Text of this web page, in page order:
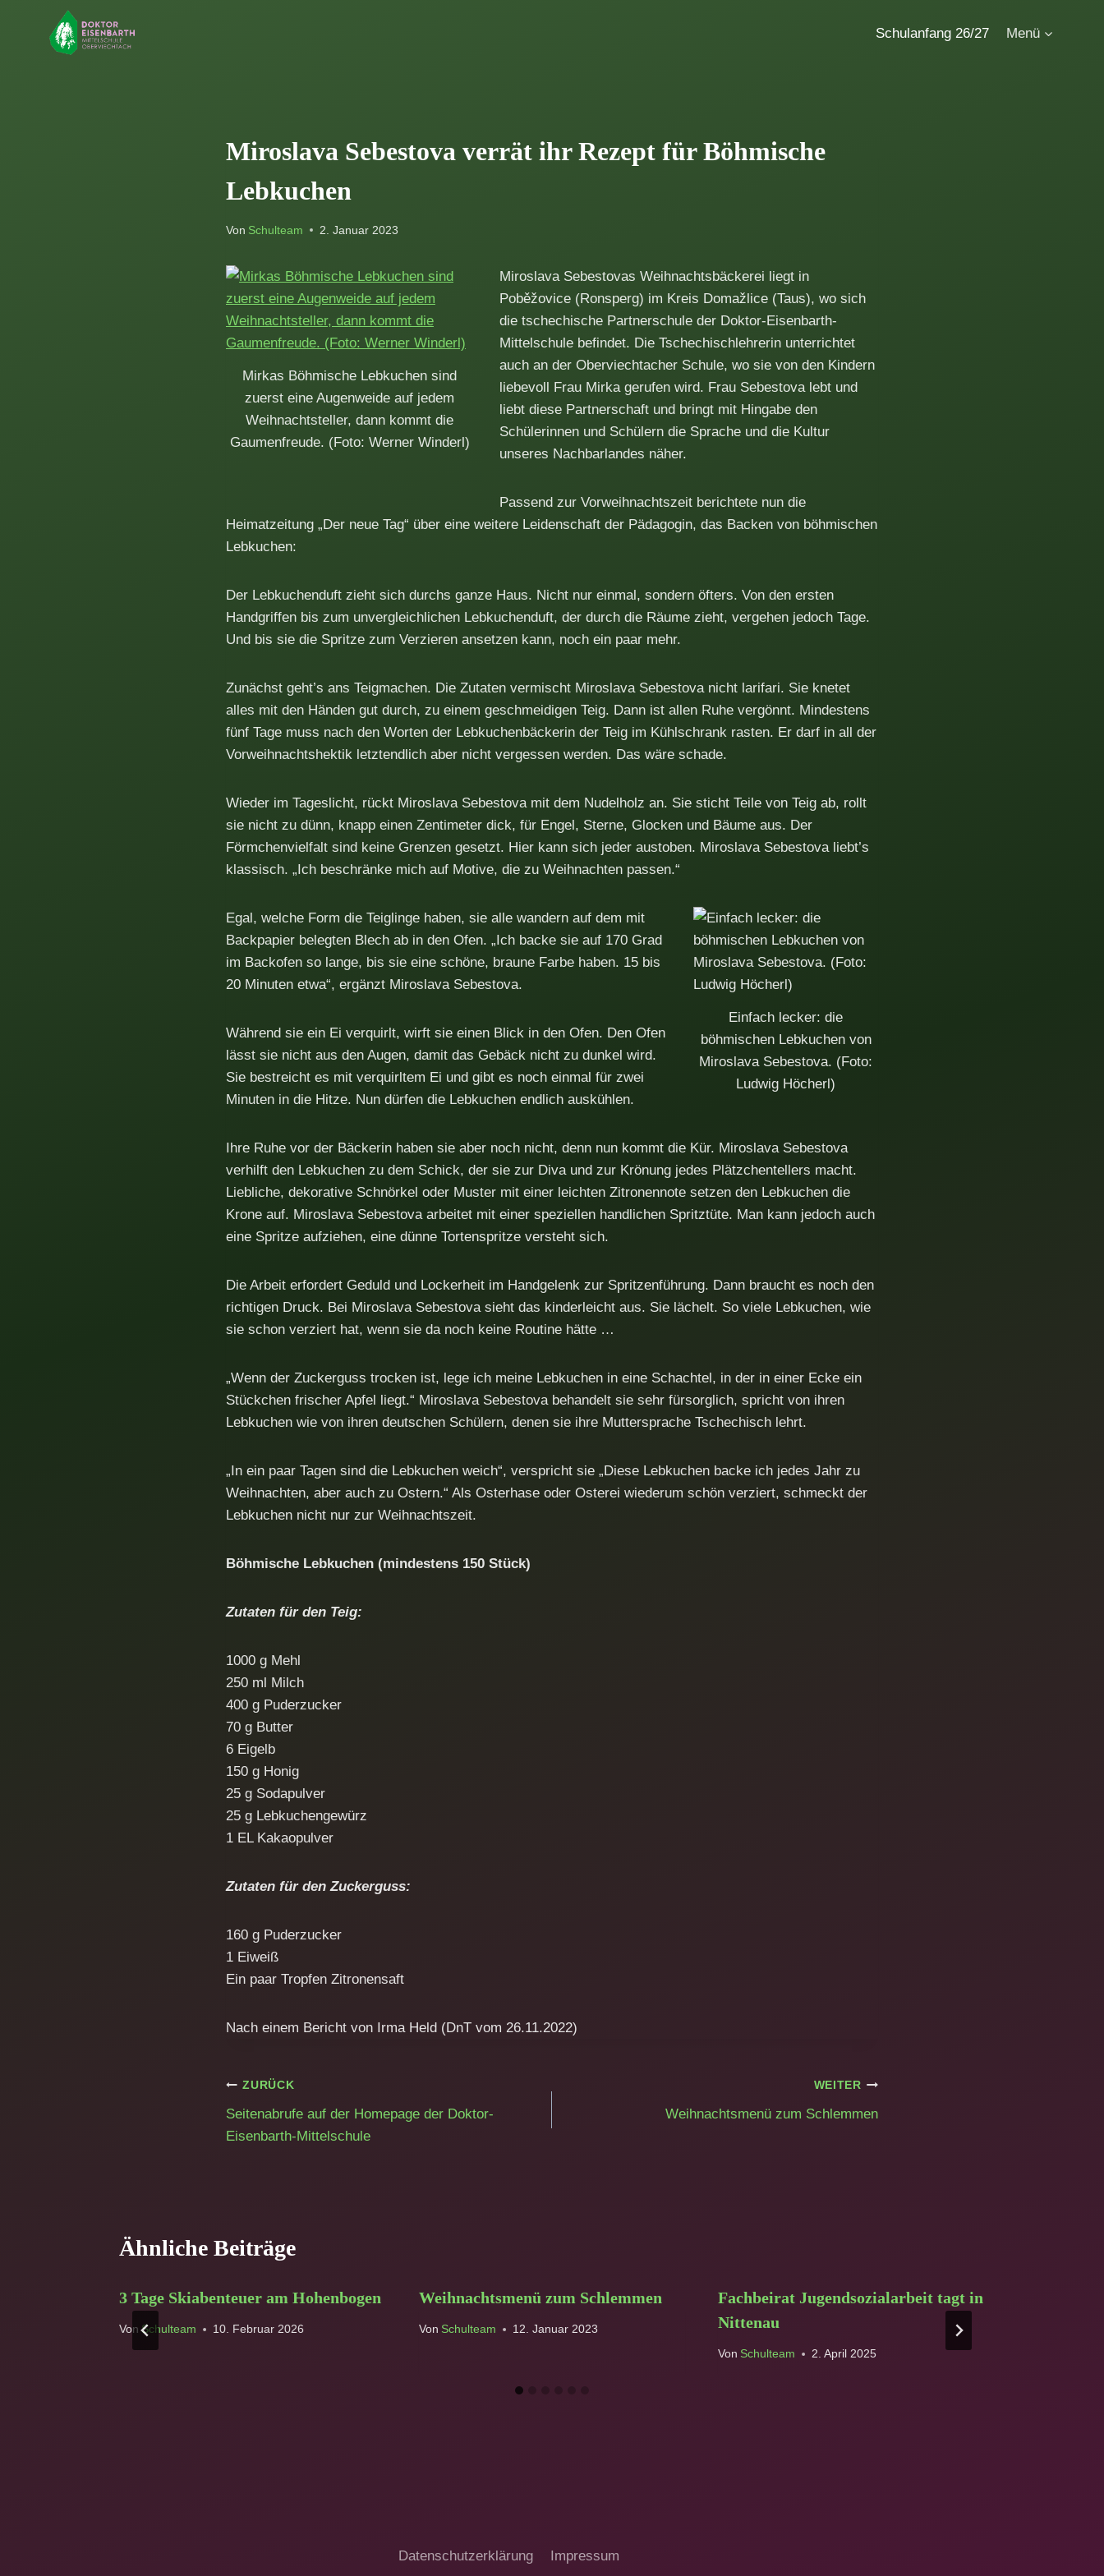
Schulanfang 26/27 Menü
Miroslava Sebestova verrät ihr Rezept für Böhmische
Lebkuchen
Von Schulteam 2. Januar 2023
Mirkas Böhmische Lebkuchen sind
zuerst eine Augenweide auf jedem
Weihnachtsteller, dann kommt die
Gaumenfreude. (Foto: Werner Winderl)
Miroslava Sebestovas Weihnachtsbäckerei liegt in
Poběžovice (Ronsperg) im Kreis Domažlice (Taus), wo sich
die tschechische Partnerschule der Doktor-Eisenbarth-
Mittelschule befindet. Die Tschechischlehrerin unterrichtet
auch an der Oberviechtacher Schule, wo sie von den Kindern
liebevoll Frau Mirka gerufen wird. Frau Sebestova lebt und
liebt diese Partnerschaft und bringt mit Hingabe den
Schülerinnen und Schülern die Sprache und die Kultur
unseres Nachbarlandes näher.
Passend zur Vorweihnachtszeit berichtete nun die
Heimatzeitung „Der neue Tag“ über eine weitere Leidenschaft der Pädagogin, das Backen von böhmischen
Lebkuchen:
Der Lebkuchenduft zieht sich durchs ganze Haus. Nicht nur einmal, sondern öfters. Von den ersten
Handgriffen bis zum unvergleichlichen Lebkuchenduft, der durch die Räume zieht, vergehen jedoch Tage.
Und bis sie die Spritze zum Verzieren ansetzen kann, noch ein paar mehr.
Zunächst geht’s ans Teigmachen. Die Zutaten vermischt Miroslava Sebestova nicht larifari. Sie knetet
alles mit den Händen gut durch, zu einem geschmeidigen Teig. Dann ist allen Ruhe vergönnt. Mindestens
fünf Tage muss nach den Worten der Lebkuchenbäckerin der Teig im Kühlschrank rasten. Er darf in all der
Vorweihnachtshektik letztendlich aber nicht vergessen werden. Das wäre schade.
Wieder im Tageslicht, rückt Miroslava Sebestova mit dem Nudelholz an. Sie sticht Teile von Teig ab, rollt
sie nicht zu dünn, knapp einen Zentimeter dick, für Engel, Sterne, Glocken und Bäume aus. Der
Förmchenvielfalt sind keine Grenzen gesetzt. Hier kann sich jeder austoben. Miroslava Sebestova liebt’s
klassisch. „Ich beschränke mich auf Motive, die zu Weihnachten passen.“
Einfach lecker: die
böhmischen Lebkuchen von
Miroslava Sebestova. (Foto:
Ludwig Höcherl)
Egal, welche Form die Teiglinge haben, sie alle wandern auf dem mit
Backpapier belegten Blech ab in den Ofen. „Ich backe sie auf 170 Grad
im Backofen so lange, bis sie eine schöne, braune Farbe haben. 15 bis
20 Minuten etwa“, ergänzt Miroslava Sebestova.
Während sie ein Ei verquirlt, wirft sie einen Blick in den Ofen. Den Ofen
lässt sie nicht aus den Augen, damit das Gebäck nicht zu dunkel wird.
Sie bestreicht es mit verquirltem Ei und gibt es noch einmal für zwei
Minuten in die Hitze. Nun dürfen die Lebkuchen endlich auskühlen.
Ihre Ruhe vor der Bäckerin haben sie aber noch nicht, denn nun kommt die Kür. Miroslava Sebestova
verhilft den Lebkuchen zu dem Schick, der sie zur Diva und zur Krönung jedes Plätzchentellers macht.
Liebliche, dekorative Schnörkel oder Muster mit einer leichten Zitronennote setzen den Lebkuchen die
Krone auf. Miroslava Sebestova arbeitet mit einer speziellen handlichen Spritztüte. Man kann jedoch auch
eine Spritze aufziehen, eine dünne Tortenspritze versteht sich.
Die Arbeit erfordert Geduld und Lockerheit im Handgelenk zur Spritzenführung. Dann braucht es noch den
richtigen Druck. Bei Miroslava Sebestova sieht das kinderleicht aus. Sie lächelt. So viele Lebkuchen, wie
sie schon verziert hat, wenn sie da noch keine Routine hätte …
„Wenn der Zuckerguss trocken ist, lege ich meine Lebkuchen in eine Schachtel, in der in einer Ecke ein
Stückchen frischer Apfel liegt.“ Miroslava Sebestova behandelt sie sehr fürsorglich, spricht von ihren
Lebkuchen wie von ihren deutschen Schülern, denen sie ihre Muttersprache Tschechisch lehrt.
„In ein paar Tagen sind die Lebkuchen weich“, verspricht sie „Diese Lebkuchen backe ich jedes Jahr zu
Weihnachten, aber auch zu Ostern.“ Als Osterhase oder Osterei wiederum schön verziert, schmeckt der
Lebkuchen nicht nur zur Weihnachtszeit.
Böhmische Lebkuchen (mindestens 150 Stück)
Zutaten für den Teig:
1000 g Mehl
250 ml Milch
400 g Puderzucker
70 g Butter
6 Eigelb
150 g Honig
25 g Sodapulver
25 g Lebkuchengewürz
1 EL Kakaopulver
Zutaten für den Zuckerguss:
160 g Puderzucker
1 Eiweiß
Ein paar Tropfen Zitronensaft
Nach einem Bericht von Irma Held (DnT vom 26.11.2022)
Beitragsnavigation
ZURÜCK
Seitenabrufe auf der Homepage der Doktor-
Eisenbarth-Mittelschule
WEITER
Weihnachtsmenü zum Schlemmen
Ähnliche Beiträge
3 Tage Skiabenteuer am Hohenbogen
Von Schulteam 10. Februar 2026
Weihnachtsmenü zum Schlemmen
Von Schulteam 12. Januar 2023
Fachbeirat Jugendsozialarbeit tagt in
Nittenau
Von Schulteam 2. April 2025
Datenschutzerklärung Impressum